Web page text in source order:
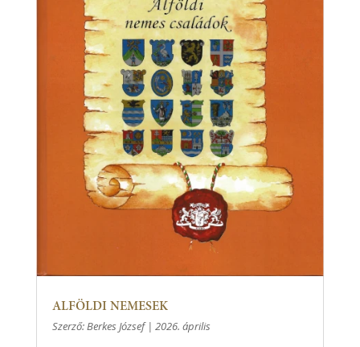
ALFÖLDI NEMESEK
Szerző:Berkes József| 2026. április